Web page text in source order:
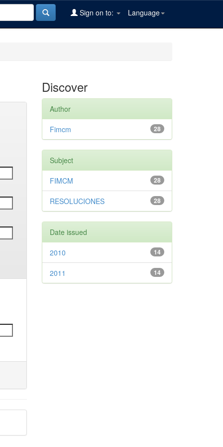
Language
Sign on to:
Discover
Author
28
Fimcm
Subject
28
FIMCM
28
RESOLUCIONES
Date issued
14
2010
14
2011